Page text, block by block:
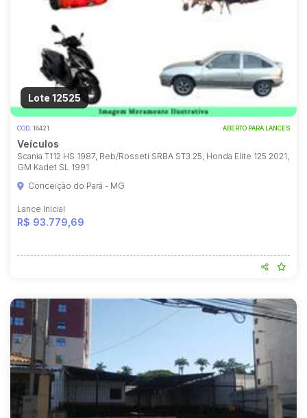
Lote 12525
COD. 18421 ABERTO PARA LANCES
Veículos
Scania T112 HS 1987, Reb/Rosseti SRBA ST3.25, Honda Elite 125 2021,
GM Kadet SL 1991
Conceição do Pará - MG
Lance Inicial
R$ 93.779,69